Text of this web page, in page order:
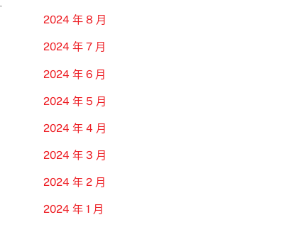
2024 年 8 月
2024 年 7 月
2024 年 6 月
2024 年 5 月
2024 年 4 月
2024 年 3 月
2024 年 2 月
2024 年 1 月